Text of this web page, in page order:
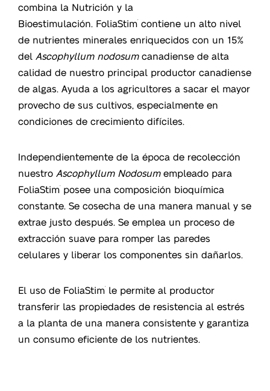
combina la Nutrición y la
Bioestimulación. FoliaStim®
contiene un alto nivel
de nutrientes minerales enriquecidos con un 15%
del Ascophyllum nodosumcanadiense de alta
calidad de nuestro principal productor canadiense
de algas. Ayuda a los agricultores a sacar el mayor
provecho de sus cultivos, especialmente en
condiciones de crecimiento difíciles.
Independientemente de la época de recolección
nuestro Ascophyllum Nodosumempleado para
FoliaStim®
posee una composición bioquímica
constante. Se cosecha de una manera manual y se
extrae justo después. Se emplea un proceso de
extracción suave para romper las paredes
celulares y liberar los componentes sin dañarlos.
El uso de FoliaStim®
le permite al productor
transferir las propiedades de resistencia al estrés
a la planta de una manera consistente y garantiza
un consumo eficiente de los nutrientes.